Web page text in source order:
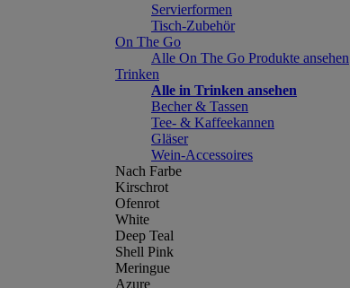
Servierformen
Tisch-Zubehör
On The Go
Alle On The Go Produkte ansehen
Trinken
Alle in Trinken ansehen
Becher & Tassen
Tee- & Kaffeekannen
Gläser
Wein-Accessoires
Nach Farbe
Kirschrot
Ofenrot
White
Deep Teal
Shell Pink
Meringue
Azure